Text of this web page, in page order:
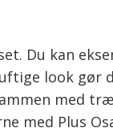
Du kan
look gør
med
med Plus